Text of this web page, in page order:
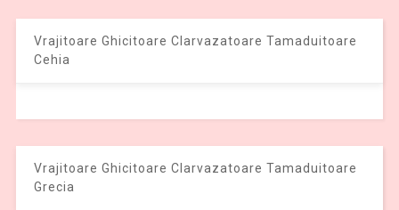
Vrajitoare Ghicitoare Clarvazatoare Tamaduitoare
Cehia
Vrajitoare Ghicitoare Clarvazatoare Tamaduitoare
Grecia